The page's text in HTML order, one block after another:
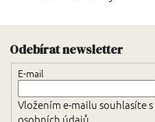
Odebírat newsletter
E-mail
Vložením e-mailu souhlasíte s
osobních údajů